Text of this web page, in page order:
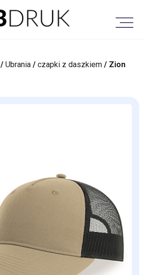
/Ubrania /czapki z daszkiem / Zion